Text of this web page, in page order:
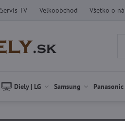
Servis TV Veľkoobchod Všetko o
Diely | LG Samsung Panasonic